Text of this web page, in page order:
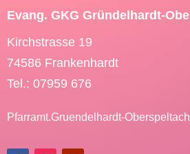
Evang. GKG Gründelhardt-
Kirchstrasse 19
74586 Frankenhardt
Tel.: 07959 676
Pfarramt.Gruendelhardt-